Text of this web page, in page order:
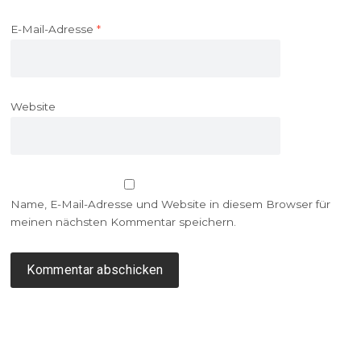
E-Mail-Adresse*
Website
Name, E-Mail-Adresse und Website in diesem Browser für
meinen nächsten Kommentar speichern.